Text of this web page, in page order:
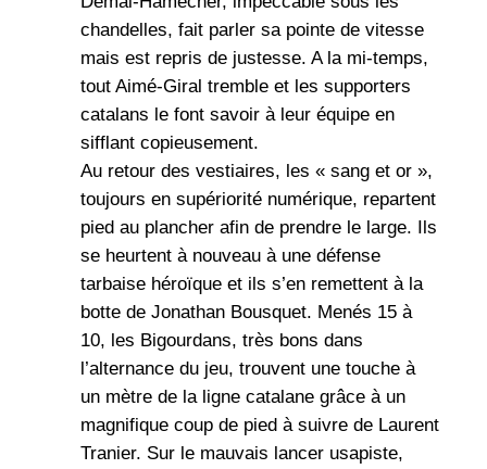
chandelles, fait parler sa pointe de vitesse
mais est repris de justesse. A la mi-temps,
tout Aimé-Giral tremble et les supporters
catalans le font savoir à leur équipe en
sifflant copieusement.
Au retour des vestiaires, les « sang et or »,
toujours en supériorité numérique, repartent
pied au plancher afin de prendre le large. Ils
se heurtent à nouveau à une défense
tarbaise héroïque et ils s’en remettent à la
botte de Jonathan Bousquet. Menés 15 à
10, les Bigourdans, très bons dans
l’alternance du jeu, trouvent une touche à
un mètre de la ligne catalane grâce à un
magnifique coup de pied à suivre de Laurent
Tranier. Sur le mauvais lancer usapiste,